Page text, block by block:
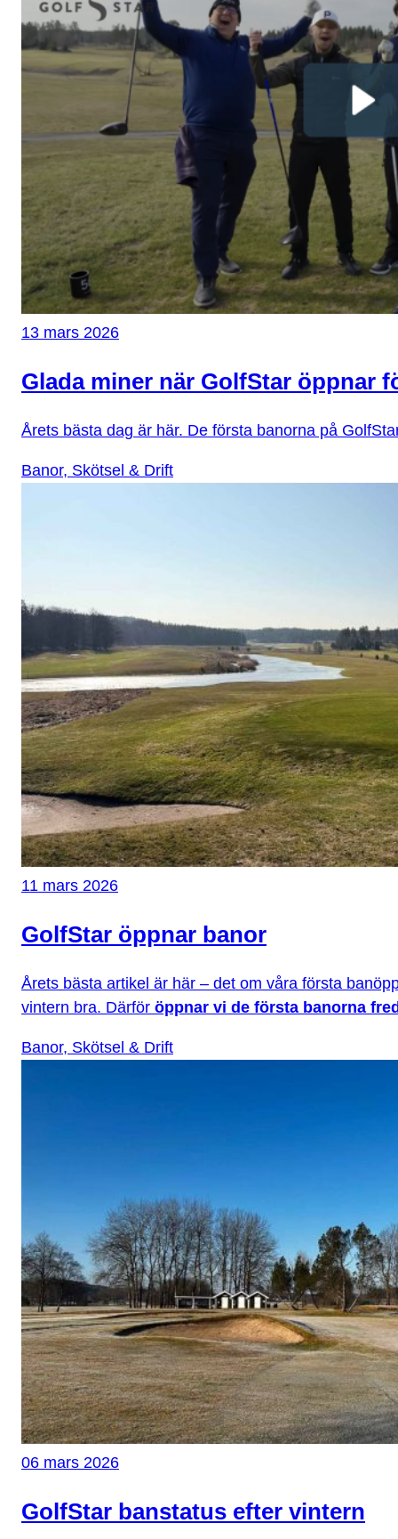
13 mars 2026
Glada miner när GolfStar öppnar
Årets bästa dag är här. De första banorna på
Banor, Skötsel & Drift
11 mars 2026
GolfStar öppnar banor
Årets bästa artikel är här – det om våra första
vintern bra. Därför öppnar vi de första banorna
Banor, Skötsel & Drift
06 mars 2026
GolfStar banstatus efter vintern